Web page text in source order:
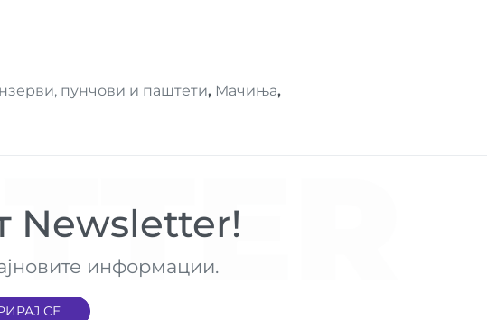
пунчови и паштети, Мачиња,
Newsletter!
информации.
СЕ